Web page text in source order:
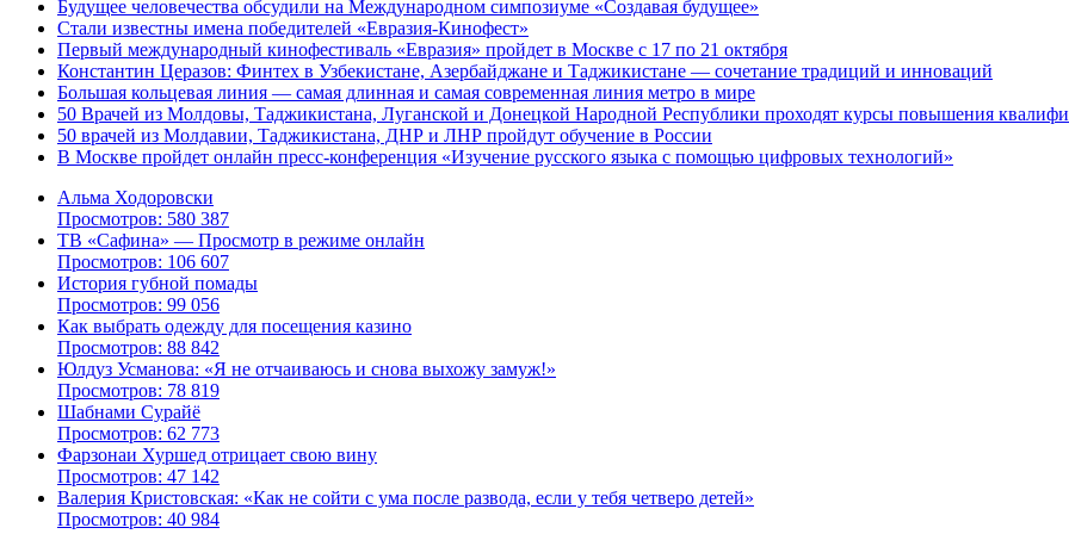
Будущее человечества обсудили на Международном симпозиуме «Создавая будущее»
Стали известны имена победителей «Евразия-Кинофест»
Первый международный кинофестиваль «Евразия» пройдет в Москве с 17 по 21 октября
Константин Церазов: Финтех в Узбекистане, Азербайджане и Таджикистане — сочетание традиций и инноваций
Большая кольцевая линия — самая длинная и самая современная линия метро в мире
50 Врачей из Молдовы, Таджикистана, Луганской и Донецкой Народной Республики проходят курсы повышения
50 врачей из Молдавии, Таджикистана, ДНР и ЛНР пройдут обучение в России
В Москве пройдет онлайн пресс-конференция «Изучение русского языка с помощью цифровых технологий»
Альма Ходоровски
Просмотров: 580 387
ТВ «Сафина» — Просмотр в режиме онлайн
Просмотров: 106 607
История губной помады
Просмотров: 99 056
Как выбрать одежду для посещения казино
Просмотров: 88 842
Юлдуз Усманова: «Я не отчаиваюсь и снова выхожу замуж!»
Просмотров: 78 819
Шабнами Сурайё
Просмотров: 62 773
Фарзонаи Хуршед отрицает свою вину
Просмотров: 47 142
Валерия Кристовская: «Как не сойти с ума после развода, если у тебя четверо детей»
Просмотров: 40 984